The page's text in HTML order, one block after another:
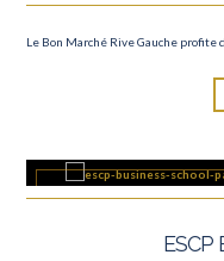
Le Bon Marché Rive Gauche
ESCP